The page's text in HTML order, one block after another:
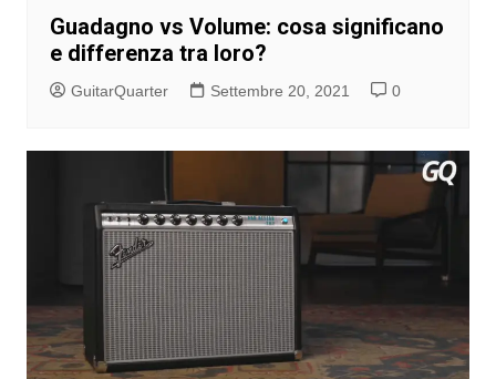
Guadagno vs Volume: cosa significano
e differenza tra loro?
GuitarQuarter Settembre 20, 2021 0